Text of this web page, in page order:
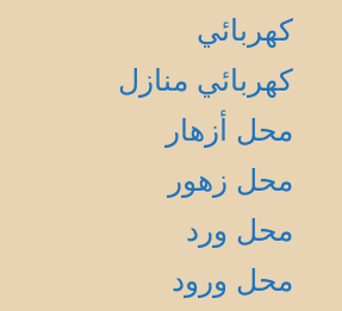
كهربائي
كهربائي منازل
محل أزهار
محل زهور
محل ورد
محل ورود